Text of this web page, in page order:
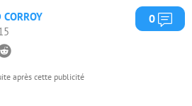
0
Reddit